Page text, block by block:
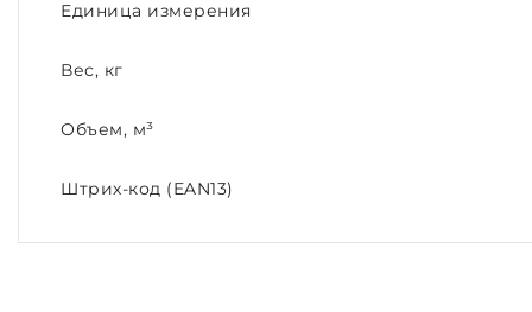
Единица измерения
Вес, кг
Объем, м³
Штрих-код (EAN13)